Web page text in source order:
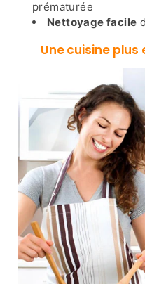
prématurée
Nettoyage facile
Une cuisine